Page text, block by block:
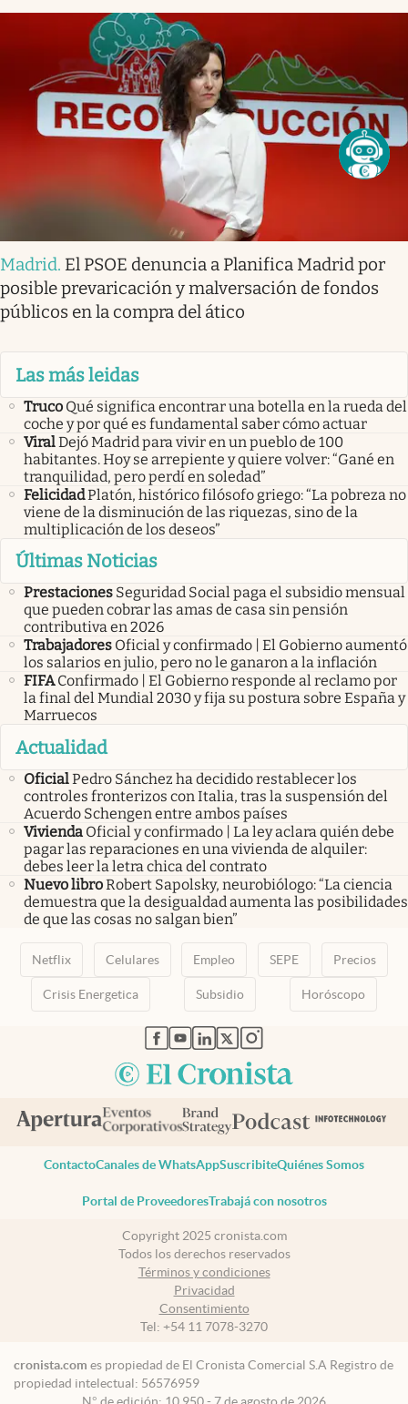
Madrid. El PSOE denuncia a Planifica Madrid por
posible prevaricación y malversación de fondos
públicos en la compra del ático
Las más leidas
Truco Qué significa encontrar una botella en la rueda del
coche y por qué es fundamental saber cómo actuar
ViralDejó Madrid para vivir en un pueblo de 100
habitantes. Hoy se arrepiente y quiere volver: “Gané en
tranquilidad, pero perdí en soledad”
FelicidadPlatón, histórico filósofo griego: “La pobreza no
viene de la disminución de las riquezas, sino de la
multiplicación de los deseos”
Últimas Noticias
Prestaciones Seguridad Social paga el subsidio mensual
que pueden cobrar las amas de casa sin pensión
contributiva en 2026
Trabajadores Oficial y confirmado | El Gobierno aumentó
los salarios en julio, pero no le ganaron a la inflación
FIFA Confirmado | El Gobierno responde al reclamo por
la final del Mundial 2030 y fija su postura sobre España y
Marruecos
Actualidad
OficialPedro Sánchez ha decidido restablecer los
controles fronterizos con Italia, tras la suspensión del
Acuerdo Schengen entre ambos países
Vivienda Oficial y confirmado | La ley aclara quién debe
pagar las reparaciones en una vivienda de alquiler:
debes leer la letra chica del contrato
Nuevo libroRobert Sapolsky, neurobiólogo: “La ciencia
demuestra que la desigualdad aumenta las posibilidades
de que las cosas no salgan bien”
Netflix Celulares Empleo SEPE Precios
Crisis Energetica Subsidio Horóscopo
abre en nueva pestaña
abre en nueva pestaña
abre en nueva pestaña
abre en nueva pestaña
abre en nueva pestaña
ContactoCanales de WhatsAppSuscribiteQuiénes Somos
Portal de ProveedoresTrabajá con nosotros
Copyright 2025 cronista.com
Todos los derechos reservados
Términos y condiciones
Privacidad
Consentimiento
Tel: +54 11 7078-3270
cronista.com es propiedad de El Cronista Comercial S.A Registro de
propiedad intelectual: 56576959